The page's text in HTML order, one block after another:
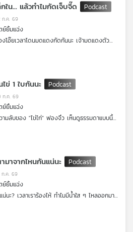
ใน... แล้วทำไมกัดเจ็บจี๊ด
ก.ค. 69
ย์ยิ้มแฉ่ง
โอ๊ยเวลาโดนมดแดงกัดกันนะ เจ้ามดแดงตัว
ามดแดงจะมี "อาวุธลับ" ซ่อนอยู่ มาร่วมไขปริศนา
ข่ 1 ใบกันนะ
ก.ค. 69
ย์ยิ้มแฉ่ง
มลับของ "ไข่ไก่" ฟองจิ๋ว เห็นดูธรรมดาแบบนี้
ปลุกพลังซุปเปอร์ฮีโร่ในตัวน้องๆ ได้สุดยอดแค่
มแฉ่ง" ได้เลย
มาจากไหนกันแน่นะ
ก.ค. 69
ย์ยิ้มแฉ่ง
นะ? เวลาเราร้องไห้ ทำไมมีน้ำใส ๆ ไหลออกมา
หมือน "ที่ปัดน้ำฝน"คอยช่วยปกป้องตาเราจากฝุ่น